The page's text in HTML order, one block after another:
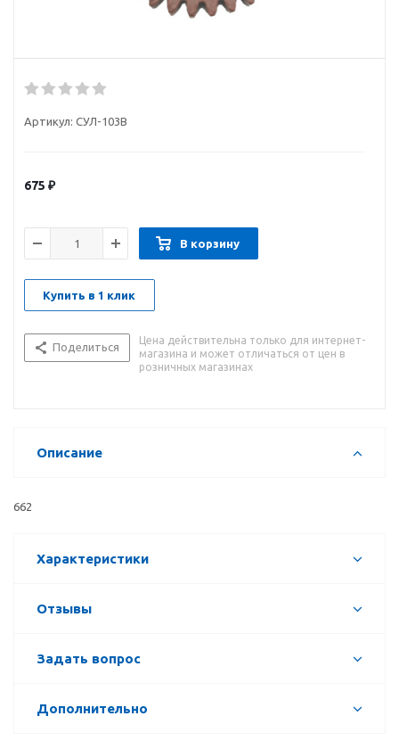
Артикул: СУЛ-103В
675 ₽
В корзину
Купить в 1 клик
Поделиться
Цена действительна только для интернет-
магазина и может отличаться от цен в
розничных магазинах
Описание
662
Характеристики
Отзывы
Задать вопрос
Дополнительно